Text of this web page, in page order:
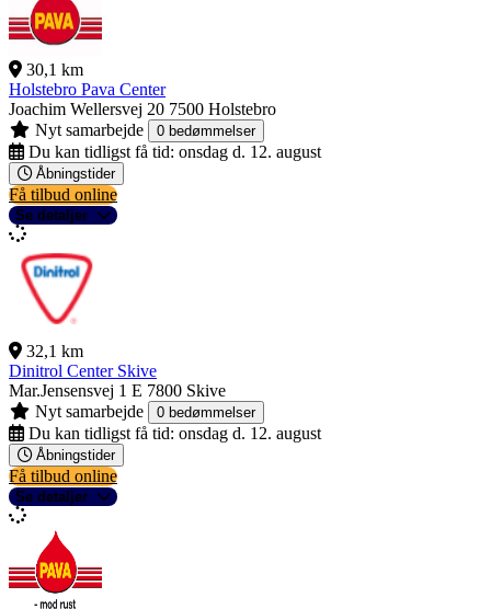
30,1 km
Holstebro Pava Center
Joachim Wellersvej 20 7500 Holstebro
Nyt samarbejde
0 bedømmelser
Du kan tidligst få tid: onsdag d. 12. august
Åbningstider
Få tilbud online
Se detaljer
32,1 km
Dinitrol Center Skive
Mar.Jensensvej 1 E 7800 Skive
Nyt samarbejde
0 bedømmelser
Du kan tidligst få tid: onsdag d. 12. august
Åbningstider
Få tilbud online
Se detaljer